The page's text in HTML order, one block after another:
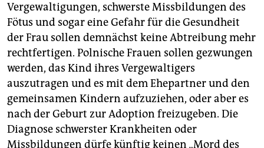
Vergewaltigungen, schwerste Missbildungen des
Fötus und sogar eine Gefahr für die Gesundheit
der Frau sollen demnächst keine Abtreibung mehr
rechtfertigen. Polnische Frauen sollen gezwungen
werden, das Kind ihres Vergewaltigers
auszutragen und es mit dem Ehepartner und den
gemeinsamen Kindern aufzuziehen, oder aber es
nach der Geburt zur Adoption freizugeben. Die
Diagnose schwerster Krankheiten oder
Missbildungen dürfe künftig keinen „Mord des